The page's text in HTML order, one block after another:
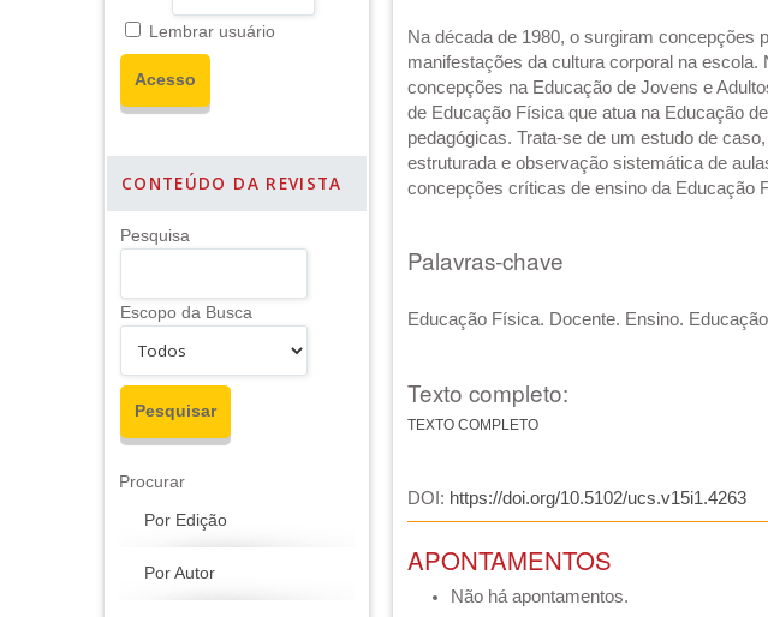
Lembrar usuário
CONTEÚDO DA REVISTA
Pesquisa
Escopo da Busca
Procurar
Por Edição
Por Autor
Na década de 1980, o surgiram concepções
manifestações da cultura corporal na
concepções na Educação de Jovens e
de Educação Física que atua na Educação
pedagógicas. Trata-se de um estudo de
estruturada e observação sistemática de
concepções críticas de ensino da Educação
Palavras-chave
Educação Física. Docente. Ensino.
Texto completo:
TEXTO COMPLETO
DOI: https://doi.org/10.5102/ucs.v15i1.4263
APONTAMENTOS
Não há apontamentos.